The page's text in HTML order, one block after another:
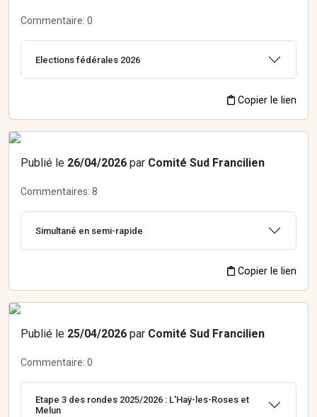
Commentaire: 0
Elections fédérales 2026
Copier le lien
Publié le 26/04/2026 par Comité Sud Francilien
Commentaires: 8
Simultané en semi-rapide
Copier le lien
Publié le 25/04/2026 par Comité Sud Francilien
Commentaire: 0
Etape 3 des rondes 2025/2026 : L'Haÿ-les-Roses et
Melun